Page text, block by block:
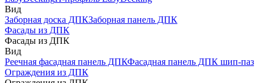
Вид
Заборная доска ДПКЗаборная панель ДПК
Фасады из ДПК
Фасады из ДПК
Вид
Реечная фасадная панель ДПКФасадная панель ДПК шип-паз
Ограждения из ДПК